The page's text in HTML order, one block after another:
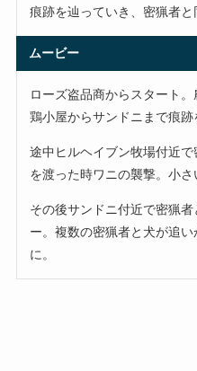
痕跡を辿っていき、密猟者と
ムービー
ローズ盗品商からスタート。
鶏小屋からサンドニまで痕跡
途中ヒルヘイブン牧場付近で
を渡った時ワニの襲撃。小さ
その後サンドニ付近で密猟
ー。複数の密猟者と犬が追
に。